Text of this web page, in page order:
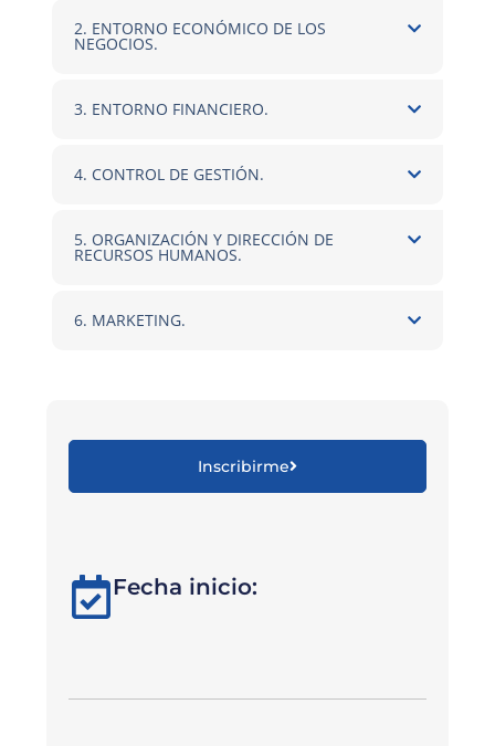
2. ENTORNO ECONÓMICO DE LOS
NEGOCIOS.
3. ENTORNO FINANCIERO.
4. CONTROL DE GESTIÓN.
5. ORGANIZACIÓN Y DIRECCIÓN DE
RECURSOS HUMANOS.
6. MARKETING.
Inscribirme
Fecha inicio: